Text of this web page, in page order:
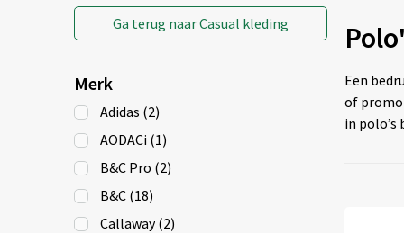
Ga terug naarCasual kleding
Merk
Adidas (2)
AODACi (1)
B&C Pro (2)
B&C (18)
Callaway (2)
Een
of
in polo’s